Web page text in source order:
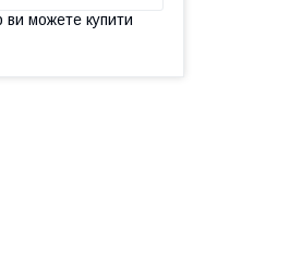
ви можете купити